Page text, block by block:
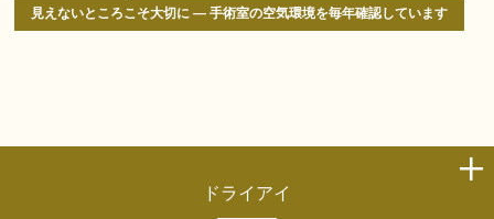
見えないところこそ大切に ― 手術室の空気環境を毎年確認しています
ドライアイ